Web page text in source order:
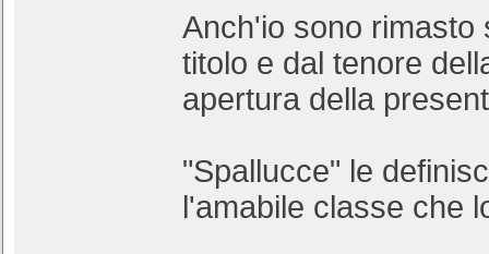
Anch'io sono rimasto
titolo e dal tenore
apertura della
"Spallucce" le
l'amabile classe che